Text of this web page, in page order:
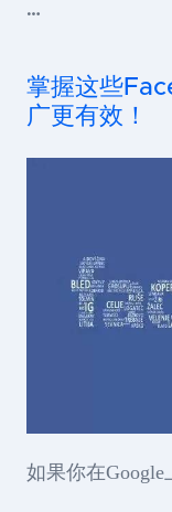
…
掌握这些
广更有效！
如果你在